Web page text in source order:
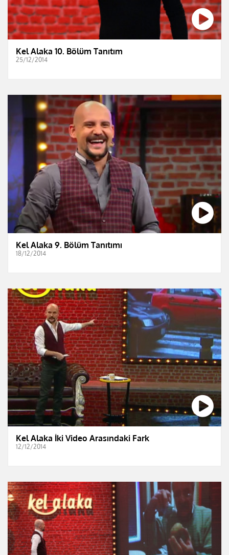
Kel Alaka 10. Bölüm Tanıtım
25/12/2014
Kel Alaka 9. Bölüm Tanıtımı
18/12/2014
Kel Alaka İki Video Arasındaki Fark
12/12/2014